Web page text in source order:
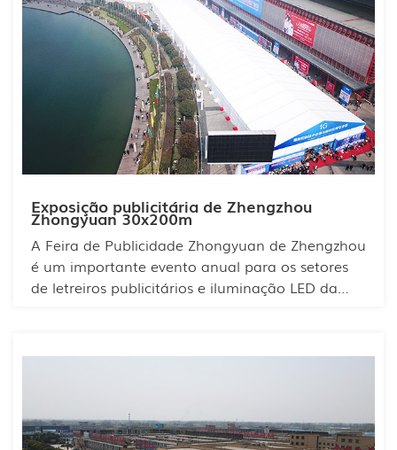
Exposição publicitária de Zhengzhou
Zhongyuan 30x200m
A Feira de Publicidade Zhongyuan de Zhengzhou
é um importante evento anual para os setores
de letreiros publicitários e iluminação LED da
mercado interno, aprimorando continuamente
abrir as portas do mercado interno chinês".